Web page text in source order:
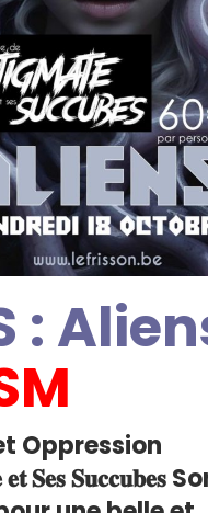
:
Oppression
𝐞𝐭 𝐒𝐞𝐬 𝐒𝐮𝐜𝐜𝐮𝐛𝐞𝐬